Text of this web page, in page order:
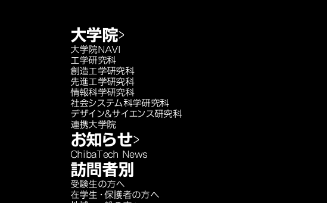
大学院
大学院NAVI
工学研究科
創造工学研究科
先進工学研究科
情報科学研究科
社会システム科学研究科
デザイン＆サイエンス研究科
連携大学院
お知らせ
ChibaTech News
訪問者別
受験生の方へ
在学生・保護者の方へ